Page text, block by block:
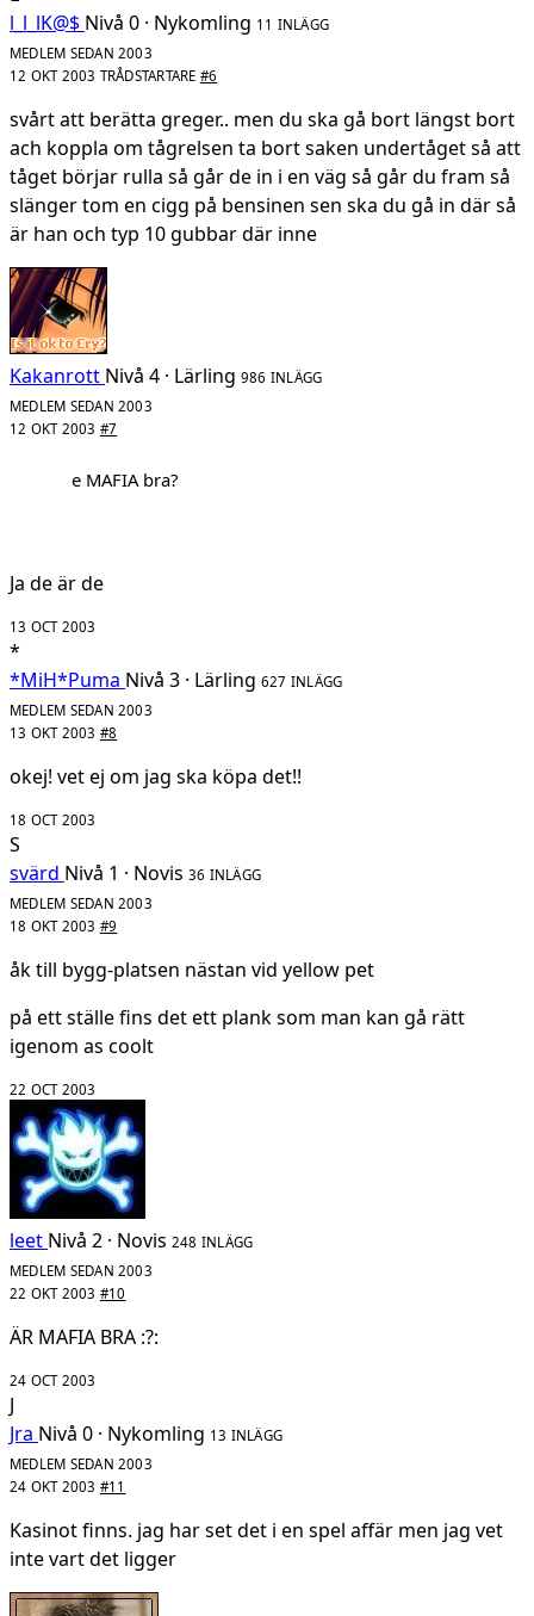
l_l_lK@$ Nivå 0 · Nykomling 11 INLÄGG
MEDLEM SEDAN 2003
12 OKT 2003 TRÅDSTARTARE #6
svårt att berätta greger.. men du ska gå bort längst bort
ach koppla om tågrelsen ta bort saken undertåget så att
tåget börjar rulla så går de in i en väg så går du fram så
slänger tom en cigg på bensinen sen ska du gå in där så
är han och typ 10 gubbar där inne
Kakanrott Nivå 4 · Lärling 986 INLÄGG
MEDLEM SEDAN 2003
12 OKT 2003 #7
e MAFIA bra?
Ja de är de
13 OCT 2003
*
*MiH*Puma Nivå 3 · Lärling 627 INLÄGG
MEDLEM SEDAN 2003
13 OKT 2003 #8
okej! vet ej om jag ska köpa det!!
18 OCT 2003
S
svärd Nivå 1 · Novis 36 INLÄGG
MEDLEM SEDAN 2003
18 OKT 2003 #9
åk till bygg-platsen nästan vid yellow pet
på ett ställe fins det ett plank som man kan gå rätt
igenom as coolt
22 OCT 2003
leet Nivå 2 · Novis 248 INLÄGG
MEDLEM SEDAN 2003
22 OKT 2003 #10
ÄR MAFIA BRA :?:
24 OCT 2003
J
Jra Nivå 0 · Nykomling 13 INLÄGG
MEDLEM SEDAN 2003
24 OKT 2003 #11
Kasinot finns. jag har set det i en spel affär men jag vet
inte vart det ligger